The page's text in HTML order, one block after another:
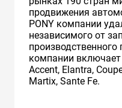
продвижения
PONY компании
независимого от
компании включает
Accent, Elantra,
Martix, Sante Fe.